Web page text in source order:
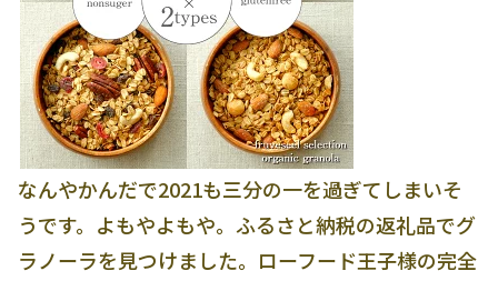
なんやかんだで2021も三分の一を過ぎてしまいそ
うです。よもやよもや。ふるさと納税の返礼品でグ
ラノーラを見つけました。ローフード王子様の完全